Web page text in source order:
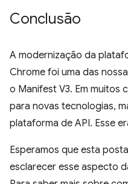
Conclusão
A modernização da
Chrome foi uma das
o Manifest V3. Em muitos
para novas tecnologias,
plataforma de API. Esse
Esperamos que esta
esclarecer esse aspecto